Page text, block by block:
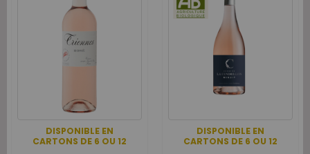
DISPONIBLE EN
CARTONS DE 6 OU 12
DISPONIBLE EN
CARTONS DE 6 OU 12